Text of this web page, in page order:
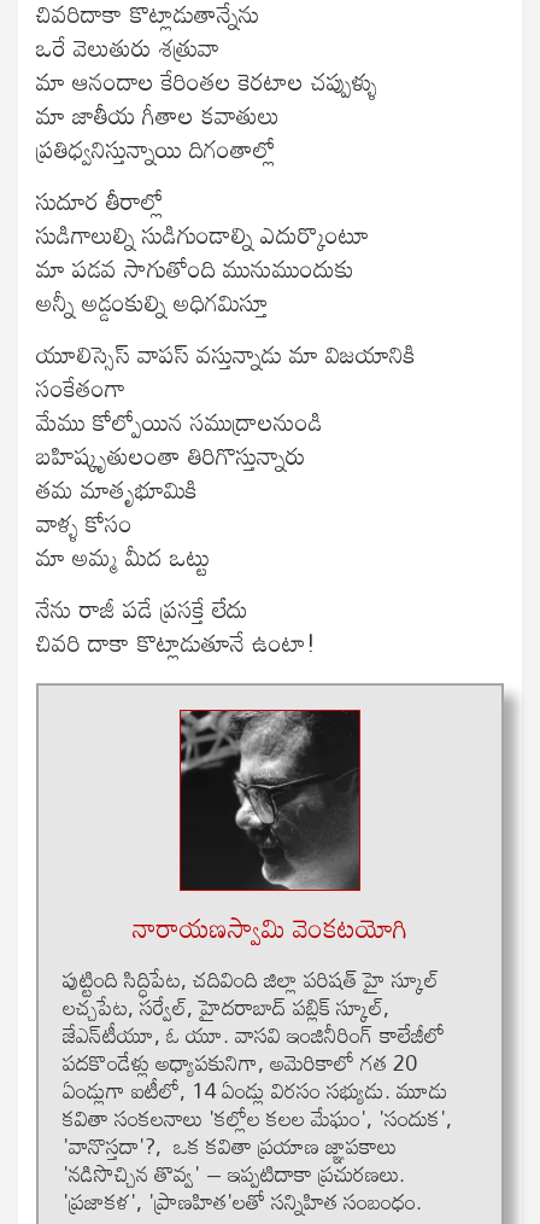
చివరిదాకా కొట్లాడుతాన్నేను
ఒరే వెలుతురు శత్రువా
మా ఆనందాల కేరింతల కెరటాల చప్పుళ్ళు
మా జాతీయ గీతాల కవాతులు
ప్రతిధ్వనిస్తున్నాయి దిగంతాల్లో
సుదూర తీరాల్లో
సుడిగాలుల్ని సుడిగుండాల్ని ఎదుర్కొంటూ
మా పడవ సాగుతోంది మునుముందుకు
అన్నీ అడ్డంకుల్ని అధిగమిస్తూ
యూలిస్సెస్ వాపస్ వస్తున్నాడు మా విజయానికి
సంకేతంగా
మేము కోల్పోయిన సముద్రాలనుండి
బహిష్కృతులంతా తిరిగొస్తున్నారు
తమ మాతృభూమికి
వాళ్ళ కోసం
మా అమ్మ మీద ఒట్టు
నేను రాజీ పడే ప్రసక్తే లేదు
చివరి దాకా కొట్లాడుతూనే ఉంటా!
నారాయణస్వామి వెంకటయోగి
పుట్టింది సిద్ధిపేట‌, చదివింది జిల్లా ప‌రిష‌త్‌ హై స్కూల్
లచ్చపేట, స‌ర్వేల్‌, హైద‌రాబాద్‌ పబ్లిక్ స్కూల్,
జేఎన్‌టీయూ, ఓ యూ. వాసవి ఇంజినీరింగ్ కాలేజీలో
పదకొండేళ్లు అధ్యాపకునిగా, అమెరికాలో గత 20
ఏండ్లుగా ఐటీలో, 14 ఏండ్లు విరసం సభ్యుడు. మూడు
కవితా సంకలనాలు 'కల్లోల కలల మేఘం', 'సందుక',
'వానొస్తదా'?, ఒక కవితా ప్రయాణ జ్ఞాపకాలు
'నడిసొచ్చిన తొవ్వ' – ఇప్పటిదాకా ప్రచురణలు.
'ప్రజాకళ', 'ప్రాణహిత'లతో సన్నిహిత సంబంధం.